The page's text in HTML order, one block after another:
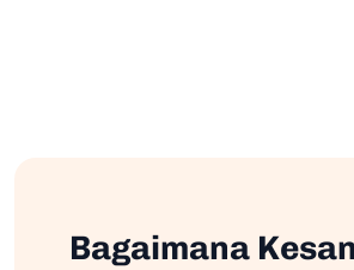
Bagaimana